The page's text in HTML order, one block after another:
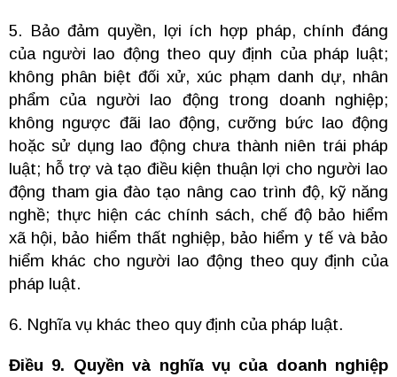
5. Bảo đảm quyền, lợi ích hợp pháp, chính đáng
của người lao động theo quy định của pháp luật;
không phân biệt đối xử, xúc phạm danh dự, nhân
phẩm của người lao động trong doanh nghiệp;
không ngược đãi lao động, cưỡng bức lao động
hoặc sử dụng lao động chưa thành niên trái pháp
luật; hỗ trợ và tạo điều kiện thuận lợi cho người lao
động tham gia đào tạo nâng cao trình độ, kỹ năng
nghề; thực hiện các chính sách, chế độ bảo hiểm
xã hội, bảo hiểm thất nghiệp, bảo hiểm y tế và bảo
hiểm khác cho người lao động theo quy định của
pháp luật.
6. Nghĩa vụ khác theo quy định của pháp luật.
Điều 9. Quyền và nghĩa vụ của doanh nghiệp